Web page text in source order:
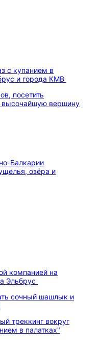
с купанием в
и города КМВ
посетить
высочайшую вершину
компанией на
Эльбрус
сочный шашлык и